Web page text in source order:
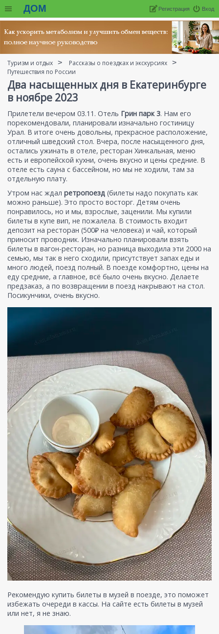
ДОМ Вход
Регистрация
Туризм и отдых
Рассказы о поездках и экскурсиях
Путешествия по России
Два насыщенных дня в Екатеринбурге
в ноябре 2023
Прилетели вечером 03.11. Отель Грин парк 3. Нам его
порекомендовали, планировали изначально гостиницу
Урал. В итоге очень довольны, прекрасное расположение,
отличный шведский стол. Вчера, после насыщенного дня,
остались ужинать в отеле, ресторан Хинкальная, меню
есть и европейской кухни, очень вкусно и цены средние. В
отеле есть сауна с бассейном, но мы не ходили, там за
отдельную плату.
Утром нас ждал ретропоезд (билеты надо покупать как
можно раньше). Это просто восторг. Детям очень
понравилось, но и мы, взрослые, заценили. Мы купили
билеты в купе вип, не пожалела. В стоимость входит
депозит на ресторан (500₽ на человека) и чай, который
приносит проводник. Изначально планировали взять
билеты в вагон-ресторан, но разница выходила эти 2000 на
семью, мы так в него сходили, присутствует запах еды и
много людей, поезд полный. В поезде комфортно, цены на
еду средние, а главное, всё было очень вкусно. Делаете
предзаказ, а по возвращении в поезд накрывают на стол.
Посикунчики, очень вкусно.
Рекомендую купить билеты в музей в поезде, это поможет
избежать очереди в кассы. На сайте есть билеты в музей
или нет, я не знаю.